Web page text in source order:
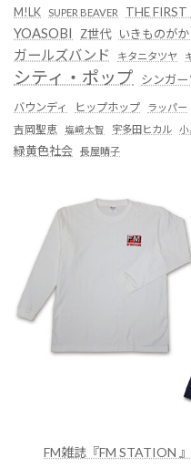
M!LK
SUPER BEAVER THE FIRST
YOASOBI Z世代 いきものがか
ガールズバンド キタニタツヤ
シティ・ポップ シンガ
バウンディ ヒップホップ ラッパー
吉岡聖恵 塩﨑太智 宇多田ヒカル 小
緑黄色社会 長屋晴子
FM雑誌『FM STATION